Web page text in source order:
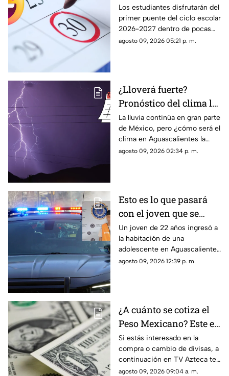
puente del ciclo escolar
2026-2027 en
Aguascalientes
Los estudiantes disfrutarán del
primer puente del ciclo escolar
2026-2027 dentro de pocas
semanas; te contamos la fecha
agosto 09, 2026 05:21 p. m.
¿Lloverá fuerte?
Pronóstico del clima la
semana del 10 al 15 de
agosto en
Aguascalientes
La lluvia continúa en gran parte
de México, pero ¿cómo será el
clima en Aguascalientes la
semana del 10 al 15 de agosto?
agosto 09, 2026 02:34 p. m.
Esto es lo que pasará
con el joven que se
metió a la habitación
de una adolescente
para tocarla en
Aguascalientes
Un joven de 22 años ingresó a
la habitación de una
adolescente en Aguascalientes
para realizarle tocamientos; te
agosto 09, 2026 12:39 p. m.
¿A cuánto se cotiza el
Peso Mexicano? Este es
el precio del dólar en
Aguascalientes hoy 9
de agosto de 2026
Si estás interesado en la
compra o cambio de divisas, a
continuación en TV Azteca te
informamos cuál es el precio
agosto 09, 2026 09:04 a. m.